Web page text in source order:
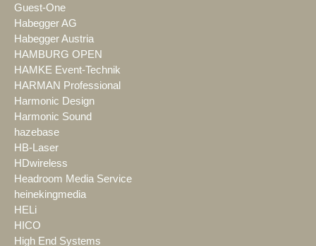
Guest-One
Habegger AG
Habegger Austria
HAMBURG OPEN
HAMKE Event-Technik
HARMAN Professional
Harmonic Design
Harmonic Sound
hazebase
HB-Laser
HDwireless
Headroom Media Service
heinekingmedia
HELi
HICO
High End Systems